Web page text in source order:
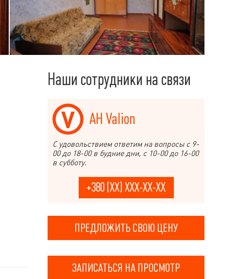
Наши сотрудники на связи
АН Valion
С удовольствием ответим на вопросы с 9-
00 до 18-00 в будние дни, с 10-00 до 16-00
в субботу.
+380 (XX) XXX-XX-XX
ПРЕДЛОЖИТЬ СВОЮ ЦЕНУ
ЗАПИСАТЬСЯ НА ПРОСМОТР